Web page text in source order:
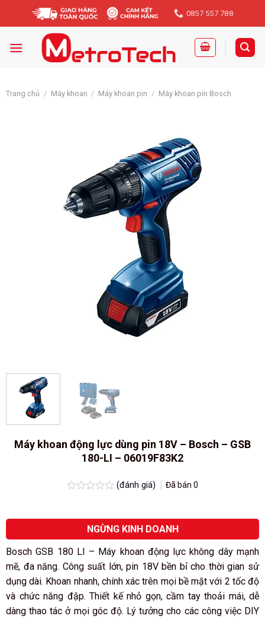
0857 557 788
Trang chủ / Máy khoan / Máy khoan pin / Máy khoan pin Bosch
Máy khoan động lực dùng pin 18V – Bosch – GSB
180-LI – 06019F83K2
hạng
5
sao
(đánh giá) Đã bán0
NGỪNG KINH DOANH
Bosch GSB 180 LI – Máy khoan động lực không dây mạnh
mẽ, đa năng. Công suất lớn, pin 18V bền bỉ cho thời gian sử
dụng dài. Khoan nhanh, chính xác trên mọi bề mặt với 2 tốc độ
và chức năng đập. Thiết kế nhỏ gọn, cầm tay thoải mái, dễ
dàng thao tác ở mọi góc độ. Lý tưởng cho các công việc DIY